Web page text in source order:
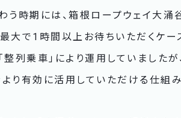
う時期には、箱根ロープウェイ大
大で1時間以上お待ちいただくケー
列乗車」により運用していました
り有効に活用していただける仕組